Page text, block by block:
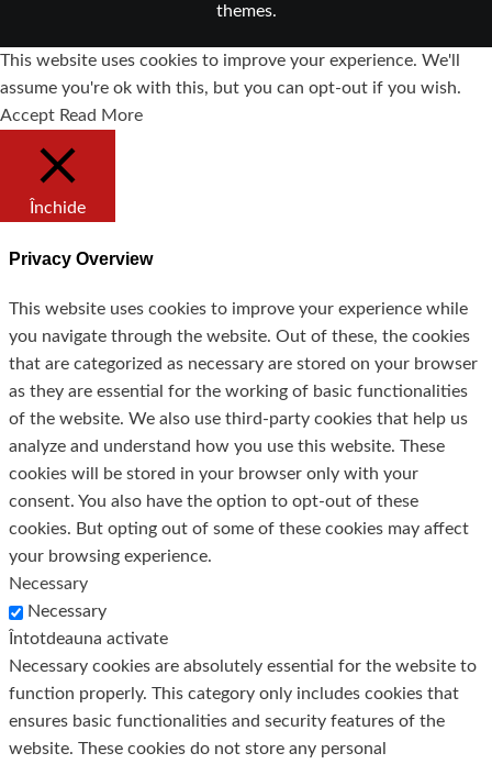
themes.
This website uses cookies to improve your experience. We'll
assume you're ok with this, but you can opt-out if you wish.
Accept Read More
Închide
Privacy Overview
This website uses cookies to improve your experience while
you navigate through the website. Out of these, the cookies
that are categorized as necessary are stored on your browser
as they are essential for the working of basic functionalities
of the website. We also use third-party cookies that help us
analyze and understand how you use this website. These
cookies will be stored in your browser only with your
consent. You also have the option to opt-out of these
cookies. But opting out of some of these cookies may affect
your browsing experience.
Necessary
Necessary
Întotdeauna activate
Necessary cookies are absolutely essential for the website to
function properly. This category only includes cookies that
ensures basic functionalities and security features of the
website. These cookies do not store any personal